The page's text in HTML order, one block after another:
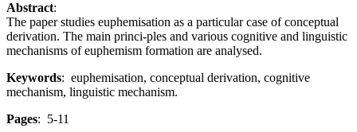
Abstract:
The paper studies euphemisation as a particular case of conceptual
derivation. Тhe main princi-ples and various cognitive and linguistic
mechanisms of euphemism formation are analysed.
Keywords: euphemisation, conceptual derivation, cognitive
mechanism, linguistic mechanism.
Pages: 5-11